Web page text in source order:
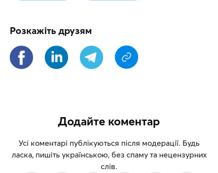
Розкажіть друзям
Додайте коментар
Усі коментарі публікуються після модерації. Будь
ласка, пишіть українською, без спаму та нецензурних
слів.